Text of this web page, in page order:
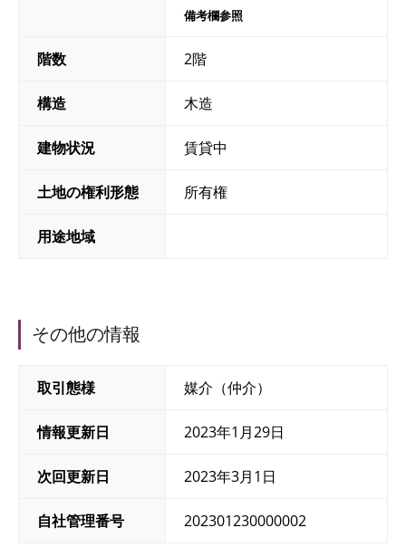
備考欄参照
階数 2階
構造 木造
建物状況 賃貸中
土地の権利形態 所有権
用途地域
その他の情報
取引態様 媒介（仲介）
情報更新日 2023年1月29日
次回更新日 2023年3月1日
自社管理番号 202301230000002